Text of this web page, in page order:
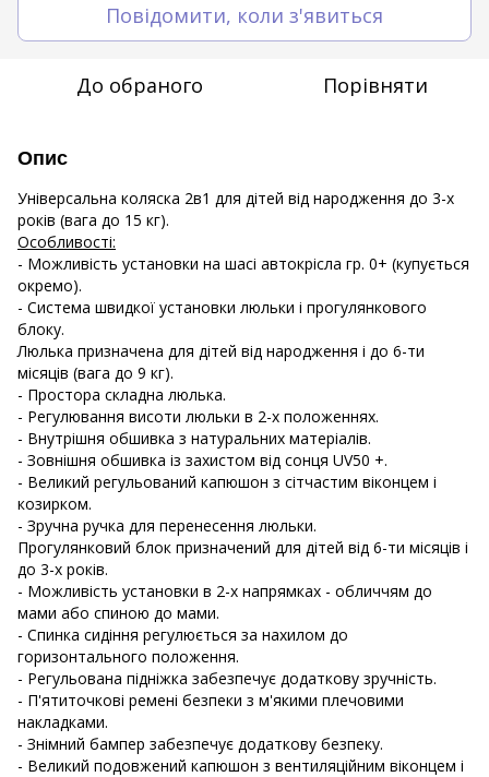
Повідомити, коли з'явиться
До обраного Порівняти
Опис
Універсальна коляска 2в1 для дітей від народження до 3-х
років (вага до 15 кг).
Особливості:
- Можливість установки на шасі автокрісла гр. 0+ (купується
окремо).
- Система швидкої установки люльки і прогулянкового
блоку.
Люлька призначена для дітей від народження і до 6-ти
місяців (вага до 9 кг).
- Простора складна люлька.
- Регулювання висоти люльки в 2-х положеннях.
- Внутрішня обшивка з натуральних матеріалів.
- Зовнішня обшивка із захистом від сонця UV50 +.
- Великий регульований капюшон з сітчастим віконцем і
козирком.
- Зручна ручка для перенесення люльки.
Прогулянковий блок призначений для дітей від 6-ти місяців і
до 3-х років.
- Можливість установки в 2-х напрямках - обличчям до
мами або спиною до мами.
- Спинка сидіння регулюється за нахилом до
горизонтального положення.
- Регульована підніжка забезпечує додаткову зручність.
- П'ятиточкові ремені безпеки з м'якими плечовими
накладками.
- Знімний бампер забезпечує додаткову безпеку.
- Великий подовжений капюшон з вентиляційним віконцем і